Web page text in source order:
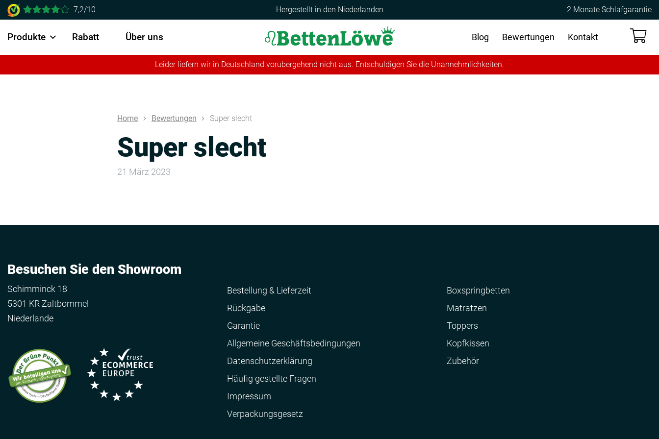
7,2/10 Hergestellt in den Niederlanden 2 Monate Schlafgarantie
Produkte Rabatt Über uns Kontakt
Bewertungen
Blog
Leider liefern wir in Deutschland vorübergehend nicht aus. Entschuldigen Sie die Unannehmlichkeiten.
Home Bewertungen Super slecht
Super slecht
21 März 2023
Besuchen Sie den Showroom
Schimminck 18
5301 KR Zaltbommel
Niederlande
Bestellung & Lieferzeit
Rückgabe
Garantie
Allgemeine Geschäftsbedingungen
Datenschutzerklärung
Häufig gestellte Fragen
Impressum
Verpackungsgesetz
Boxspringbetten
Matratzen
Toppers
Kopfkissen
Zubehör